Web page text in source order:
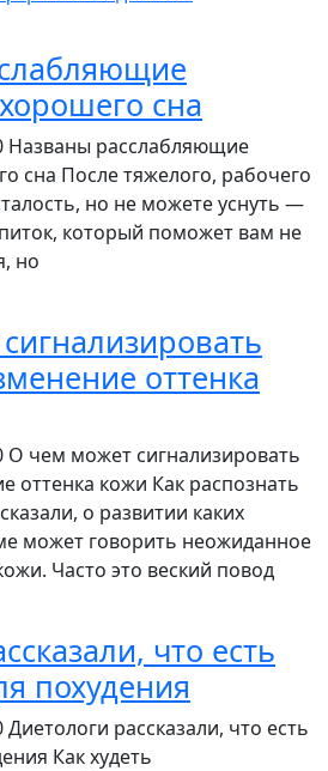
сна
напитки
для
расслабляющие
сна После тяжелого, рабочего
но не можете уснуть —
который поможет вам не
но
оттенка
чем может сигнализировать
оттенка кожи Как распознать
о развитии каких
может говорить неожиданное
Часто это веский повод
что есть
похудения
рассказали, что есть
Как худеть